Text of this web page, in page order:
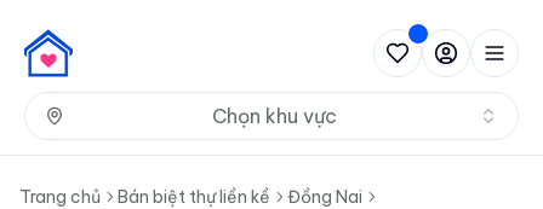
Chọn khu vực
Trang chủ Bán biệt thự liền kề
Đồng Nai